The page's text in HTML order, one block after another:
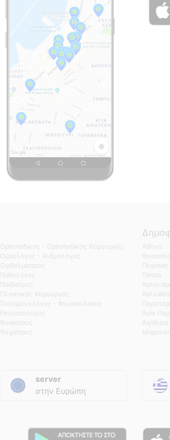
Ορθοπεδικός - Ορθοπεδικός Χειρουργός
Ουρολόγος - Ανδρολόγος
Οφθαλμίατρος
Παθολόγος
Παιδίατρος
Πλαστικός Χειρουργός
Πνευμονολόγος - Φυματιολόγος
Ρευματολόγος
Φυσίατρος
Ψυχίατρος
Αθήνα
Πειραιάς
Πάτρα
Χαλάνδρι
Καλλιθέα
Περιστέρι
Αγία
Αιγάλεω
Μαρούσι
server
στην Ευρώπη